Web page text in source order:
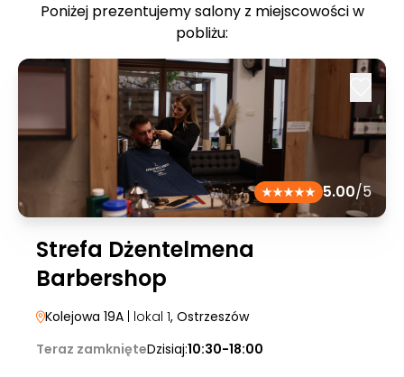
Poniżej prezentujemy salony z miejscowości w
pobliżu:
5.00/5
Strefa Dżentelmena
Barbershop
Kolejowa 19A | lokal 1, Ostrzeszów
Teraz zamknięteDzisiaj:10:30-18:00